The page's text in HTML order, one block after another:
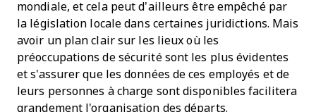
mondiale, et cela peut d’ailleurs être empêché par
la législation locale dans certaines juridictions. Mais
avoir un plan clair sur les lieux où les
préoccupations de sécurité sont les plus évidentes
et s'assurer que les données de ces employés et de
leurs personnes à charge sont disponibles facilitera
grandement l'organisation des départs.